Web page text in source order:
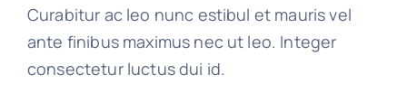
Curabitur ac leo nunc estibul et mauris vel
ante finibus maximus nec ut leo. Integer
consectetur luctus dui id.